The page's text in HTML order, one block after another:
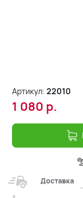
Артикул:22010
1 080 р.
Доставка